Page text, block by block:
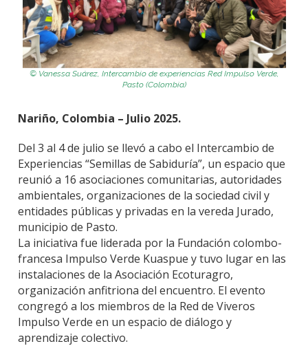
© Vanessa Suárez, Intercambio de experiencias Red Impulso Verde,
Pasto (Colombia)
Nariño, Colombia – Julio 2025.
Del 3 al 4 de julio se llevó a cabo el Intercambio de
Experiencias “Semillas de Sabiduría”, un espacio que
reunió a 16 asociaciones comunitarias, autoridades
ambientales, organizaciones de la sociedad civil y
entidades públicas y privadas en la vereda Jurado,
municipio de Pasto.
La iniciativa fue liderada por la Fundación colombo-
francesa Impulso Verde Kuaspue y tuvo lugar en las
instalaciones de la Asociación Ecoturagro,
organización anfitriona del encuentro. El evento
congregó a los miembros de la Red de Viveros
Impulso Verde en un espacio de diálogo y
aprendizaje colectivo.